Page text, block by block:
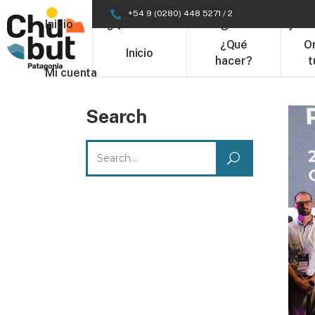
+54 9 (0280) 448 5271 / 2
Inicio
¿Qué
hacer?
Inicio ¿Qué hacer?
Mi cuenta
Search
for: